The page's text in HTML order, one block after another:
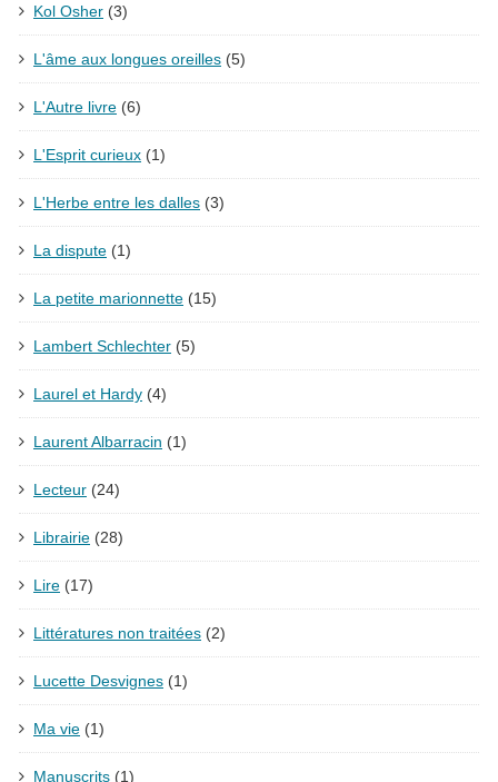
Kol Osher (3)
L'âme aux longues oreilles (5)
L'Autre livre (6)
L'Esprit curieux (1)
L'Herbe entre les dalles (3)
La dispute (1)
La petite marionnette (15)
Lambert Schlechter (5)
Laurel et Hardy (4)
Laurent Albarracin (1)
Lecteur (24)
Librairie (28)
Lire (17)
Littératures non traitées (2)
Lucette Desvignes (1)
Ma vie (1)
Manuscrits (1)